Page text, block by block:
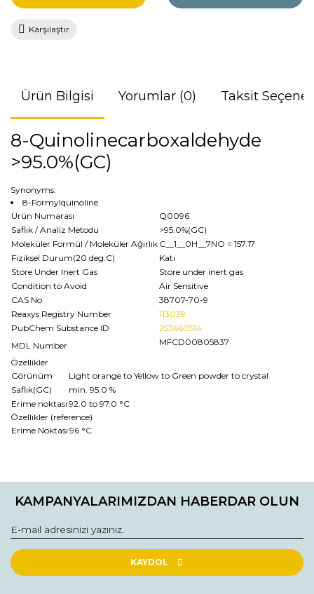
Karşılaştır
Ürün Bilgisi Yorumlar (0) Taksit
8-Quinolinecarboxaldehyde
>95.0%(GC)
Synonyms:
8-Formylquinoline
Ürün Numarası
Q0096
Saflık / Analiz Metodu
>95.0%(GC)
Moleküler Formül / Moleküler Ağırlık C__1__0H__7NO = 157.17
Fiziksel Durum(20 deg.C)
Katı
Store Under Inert Gas
Store under inert gas
Condition to Avoid
Air Sensitive
CAS No
38707-70-9
Reaxys Registry Number
113039
PubChem Substance ID
253660514
MDL Number
MFCD00805837
Özellikler
Görünüm
Light orange to Yellow to Green powder to crystal
Saflık(GC)
min. 95.0 %
Erime noktası 92.0 to 97.0 °C
Özellikler (reference)
Erime Noktası 96 °C
konularda yetersiz gördüğünüz noktaları öneri formunu
Görüş ve önerileriniz için teşekkür ederiz.
Ürün resmi kalitesiz, bozuk veya görüntülenemiyor.
Ürün açıklamasında eksik bilgiler bulunuyor.
KAMPANYALARIMIZDAN HABERDAR OLUN
KAYDOL